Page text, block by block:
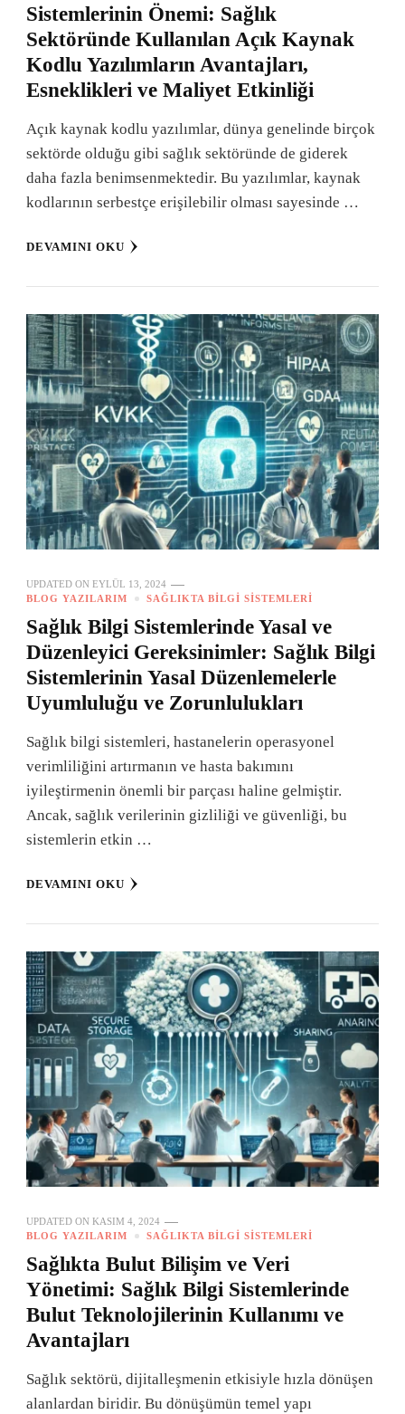
Sistemlerinin Önemi: Sağlık
Sektöründe Kullanılan Açık Kaynak
Kodlu Yazılımların Avantajları,
Esneklikleri ve Maliyet Etkinliği
Açık kaynak kodlu yazılımlar, dünya genelinde birçok
sektörde olduğu gibi sağlık sektöründe de giderek
daha fazla benimsenmektedir. Bu yazılımlar, kaynak
kodlarının serbestçe erişilebilir olması sayesinde …
DEVAMINI OKU
UPDATED ON EYLÜL 13, 2024
BLOG YAZILARIM
SAĞLIKTA BILGI SISTEMLERI
Sağlık Bilgi Sistemlerinde Yasal ve
Düzenleyici Gereksinimler: Sağlık Bilgi
Sistemlerinin Yasal Düzenlemelerle
Uyumluluğu ve Zorunlulukları
Sağlık bilgi sistemleri, hastanelerin operasyonel
verimliliğini artırmanın ve hasta bakımını
iyileştirmenin önemli bir parçası haline gelmiştir.
Ancak, sağlık verilerinin gizliliği ve güvenliği, bu
sistemlerin etkin …
DEVAMINI OKU
UPDATED ON KASIM 4, 2024
BLOG YAZILARIM
SAĞLIKTA BILGI SISTEMLERI
Sağlıkta Bulut Bilişim ve Veri
Yönetimi: Sağlık Bilgi Sistemlerinde
Bulut Teknolojilerinin Kullanımı ve
Avantajları
Sağlık sektörü, dijitalleşmenin etkisiyle hızla dönüşen
alanlardan biridir. Bu dönüşümün temel yapı